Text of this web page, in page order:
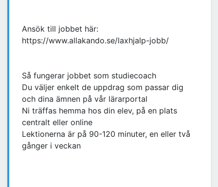
Ansök till jobbet här:
https://www.allakando.se/laxhjalp-jobb/
Så fungerar jobbet som studiecoach
Du väljer enkelt de uppdrag som passar dig
och dina ämnen på vår lärarportal
Ni träffas hemma hos din elev, på en plats
centralt eller online
Lektionerna är på 90-120 minuter, en eller två
gånger i veckan